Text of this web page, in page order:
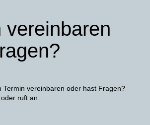
vereinbaren
Termin vereinbaren oder hast Fragen?
ruft an.